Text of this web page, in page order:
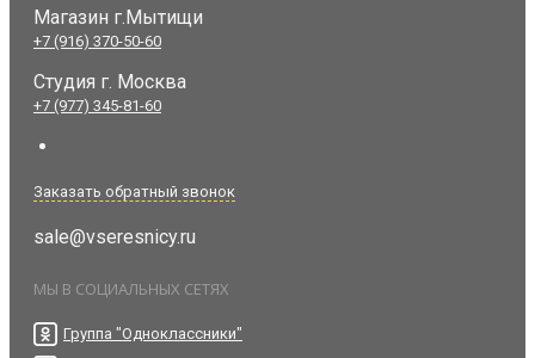
Магазин г.Мытищи
+7 (916) 370-50-60
Студия г. Москва
+7 (977) 345-81-60
Заказать обратный звонок
sale@vseresnicy.ru
МЫ В СОЦИАЛЬНЫХ СЕТЯХ
Группа "Одноклассники"